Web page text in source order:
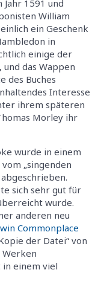
1591 und
William
ein Geschenk
in
einige der
das Wappen
des Buches
Interesse
ihrem späteren
Morley ihr
wurde in einem
„singenden
sich sehr gut für
wurde.
anderen neu
Commonplace
der Datei“ von
in einem viel